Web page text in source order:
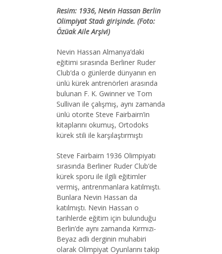
Resim: 1936, Nevin Hassan Berlin
Olimpiyat Stadı girişinde. (Foto:
Özüak Aile Arşivi)
Nevin Hassan Almanya’daki
eğitimi sırasında Berliner Ruder
Club’da o günlerde dünyanın en
ünlü kürek antrenörleri arasında
bulunan F. K. Gwinner ve Tom
Sullivan ile çalışmış, aynı zamanda
ünlü otorite Steve Fairbairn’in
kitaplarını okumuş, Ortodoks
kürek stili ile karşılaştırmıştı
Steve Fairbairn 1936 Olimpiyatı
sırasında Berliner Ruder Club’de
kürek sporu ile ilgili eğitimler
vermiş, antrenmanlara katılmıştı.
Bunlara Nevin Hassan da
katılmıştı. Nevin Hassan o
tarihlerde eğitim için bulunduğu
Berlin’de aynı zamanda Kırmızı-
Beyaz adlı derginin muhabiri
olarak Olimpiyat Oyunlarını takip